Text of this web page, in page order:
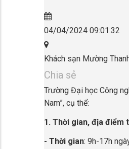
04/04/2024 09:01:32
Khách sạn Mường
Chia sẻ
Trường Đại học Công
Nam”, cụ thể:
1. Thời gian, địa điểm
- Thời gian: 9h-17h